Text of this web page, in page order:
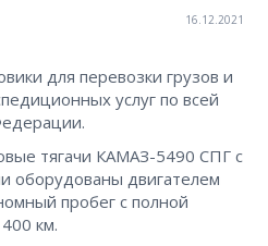
16.12.2021
для перевозки грузов и
услуг по всей
тягачи КАМАЗ-5490 СПГ с
оборудованы двигателем
пробег с полной
км.